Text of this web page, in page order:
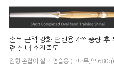
손목 근력 강화 단련용 4쪽 중량 후
련 실내 소진죽도
원형 손잡이 실내 연습용 (대나무,약 680g)